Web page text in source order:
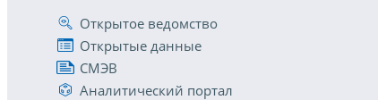
Открытое ведомство
Открытые данные
СМЭВ
Аналитический портал